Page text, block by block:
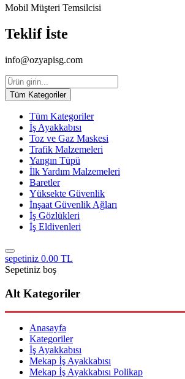
Mobil Müşteri Temsilcisi
Teklif İste
info@ozyapisg.com
Tüm Kategoriler
Tüm Kategoriler
İş Ayakkabısı
Toz ve Gaz Maskesi
Trafik Malzemeleri
Yangın Tüpü
İlk Yardım Malzemeleri
Baretler
Yüksekte Güvenlik
İnşaat Güvenlik Ağları
İş Gözlükleri
İş Eldivenleri
sepetiniz 0.00 TL
Sepetiniz boş
Alt Kategoriler
Anasayfa
Kategoriler
İş Ayakkabısı
Mekap İş Ayakkabısı
Mekap İş Ayakkabısı Polikap